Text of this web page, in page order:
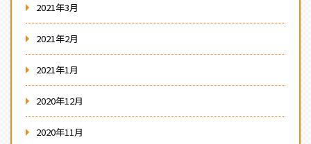
2021年3月
2021年2月
2021年1月
2020年12月
2020年11月